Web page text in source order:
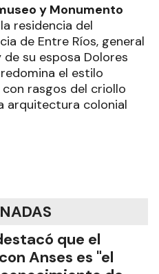
y Monumento
residencia del
de Entre Ríos, general
su esposa Dolores
el estilo
rasgos del criollo
arquitectura colonial
que el
Anses es "el